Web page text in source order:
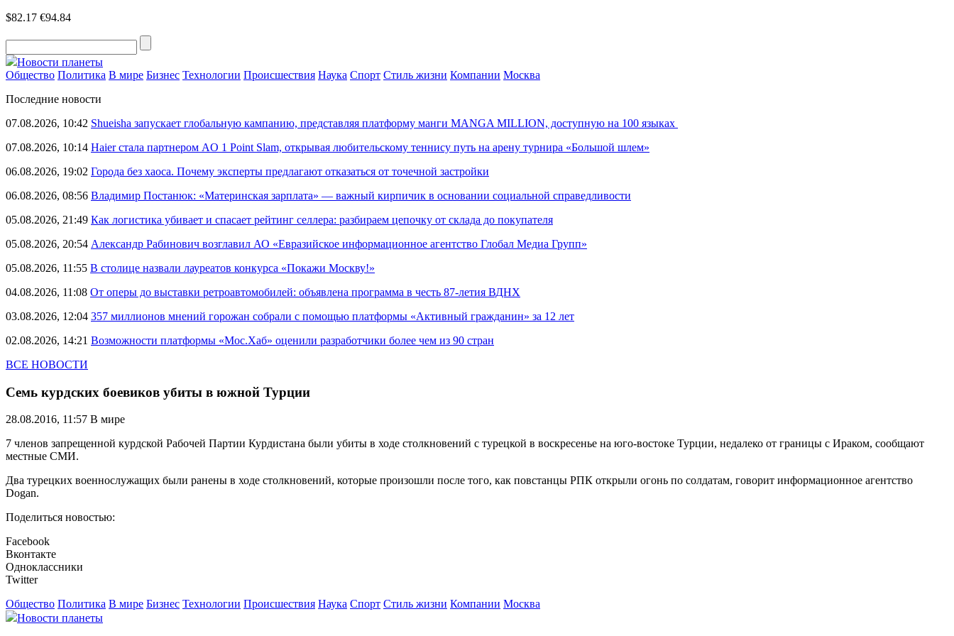
$82.17 €94.84
Новости планеты
Общество Политика В мире Бизнес Технологии Происшествия Наука Спорт Стиль жизни Компании Москва
Последние новости
07.08.2026, 10:42 Shueisha запускает глобальную кампанию, представляя платформу манги MANGA MILLION, доступную на 100 языках
07.08.2026, 10:14 Haier стала партнером AO 1 Point Slam, открывая любительскому теннису путь на арену турнира «Большой шлем»
06.08.2026, 19:02 Города без хаоса. Почему эксперты предлагают отказаться от точечной застройки
06.08.2026, 08:56 Владимир Постанюк: «Материнская зарплата» — важный кирпичик в основании социальной справедливости
05.08.2026, 21:49 Как логистика убивает и спасает рейтинг селлера: разбираем цепочку от склада до покупателя
05.08.2026, 20:54 Александр Рабинович возглавил АО «Евразийское информационное агентство Глобал Медиа Групп»
05.08.2026, 11:55 В столице назвали лауреатов конкурса «Покажи Москву!»
04.08.2026, 11:08 От оперы до выставки ретроавтомобилей: объявлена программа в честь 87-летия ВДНХ
03.08.2026, 12:04 357 миллионов мнений горожан собрали с помощью платформы «Активный гражданин» за 12 лет
02.08.2026, 14:21 Возможности платформы «Мос.Хаб» оценили разработчики более чем из 90 стран
ВСЕ НОВОСТИ
Семь курдских боевиков убиты в южной Турции
28.08.2016, 11:57 В мире
7 членов запрещенной курдской Рабочей Партии Курдистана были убиты в ходе столкновений с турецкой в воскресенье на юго-востоке Турции, недалеко от границы с Ираком, сообщают
местные СМИ.
Два турецких военнослужащих были ранены в ходе столкновений, которые произошли после того, как повстанцы РПК открыли огонь по солдатам, говорит информационное агентство
Dogan.
Поделиться новостью:
Facebook
Вконтакте
Одноклассники
Twitter
Общество Политика В мире Бизнес Технологии Происшествия Наука Спорт Стиль жизни Компании Москва
Новости планеты